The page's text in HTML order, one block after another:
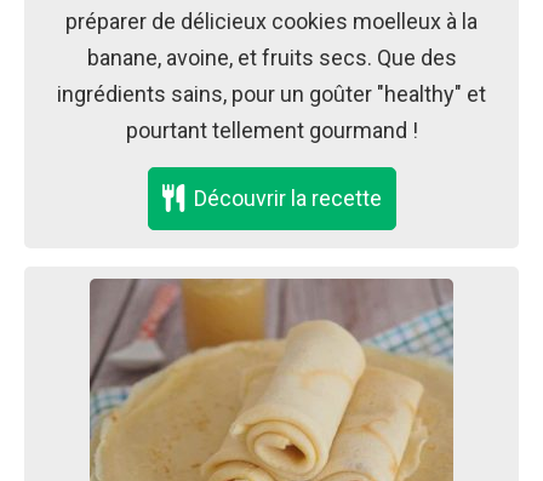
préparer de délicieux cookies moelleux à la
banane, avoine, et fruits secs. Que des
ingrédients sains, pour un goûter "healthy" et
pourtant tellement gourmand !
Découvrir la recette